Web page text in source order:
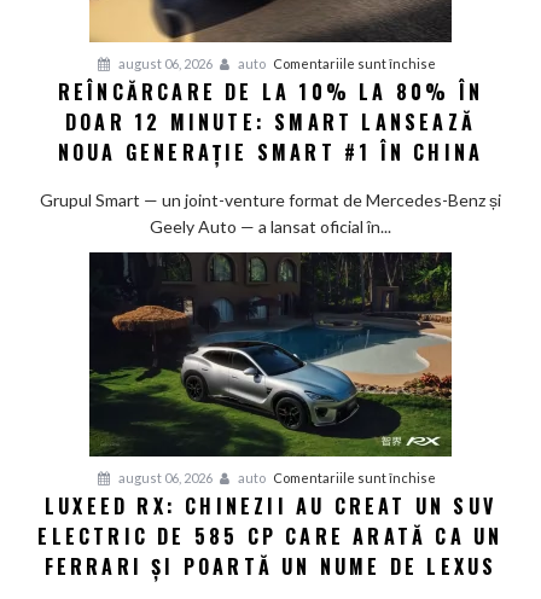
august 06, 2026 auto Comentariile sunt închise
Reîncărcare
de
la
la
doar
12
minute:
lansează
noua
generație
Smart
în
China
REÎNCĂRCARE DE LA 10% LA 80% ÎN
DOAR 12 MINUTE: SMART LANSEAZĂ
NOUA GENERAȚIE SMART #1 ÎN CHINA
Grupul Smart — un joint-venture format de Mercedes-Benz și
Geely Auto — a lansat oficial în...
august 06, 2026 auto Comentariile sunt închise
Luxeed
RX:
Chinezii
LUXEED RX: CHINEZII AU CREAT UN SUV
ELECTRIC DE 585 CP CARE ARATĂ CA UN
FERRARI ȘI POARTĂ UN NUME DE LEXUS